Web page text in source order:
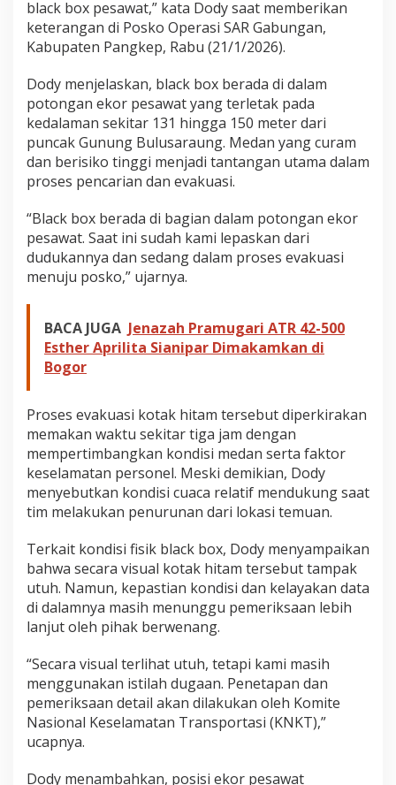
black box pesawat,” kata Dody saat memberikan
keterangan di Posko Operasi SAR Gabungan,
Kabupaten Pangkep, Rabu (21/1/2026).
Dody menjelaskan, black box berada di dalam
potongan ekor pesawat yang terletak pada
kedalaman sekitar 131 hingga 150 meter dari
puncak Gunung Bulusaraung. Medan yang curam
dan berisiko tinggi menjadi tantangan utama dalam
proses pencarian dan evakuasi.
“Black box berada di bagian dalam potongan ekor
pesawat. Saat ini sudah kami lepaskan dari
dudukannya dan sedang dalam proses evakuasi
menuju posko,” ujarnya.
BACA JUGA Jenazah Pramugari ATR 42-500
Esther Aprilita Sianipar Dimakamkan di
Bogor
Proses evakuasi kotak hitam tersebut diperkirakan
memakan waktu sekitar tiga jam dengan
mempertimbangkan kondisi medan serta faktor
keselamatan personel. Meski demikian, Dody
menyebutkan kondisi cuaca relatif mendukung saat
tim melakukan penurunan dari lokasi temuan.
Terkait kondisi fisik black box, Dody menyampaikan
bahwa secara visual kotak hitam tersebut tampak
utuh. Namun, kepastian kondisi dan kelayakan data
di dalamnya masih menunggu pemeriksaan lebih
lanjut oleh pihak berwenang.
“Secara visual terlihat utuh, tetapi kami masih
menggunakan istilah dugaan. Penetapan dan
pemeriksaan detail akan dilakukan oleh Komite
Nasional Keselamatan Transportasi (KNKT),”
ucapnya.
Dody menambahkan, posisi ekor pesawat